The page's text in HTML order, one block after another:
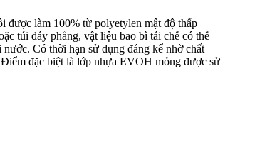
được làm 100% từ polyetylen mật độ thấp
túi đáy phẳng, vật liệu bao bì tái chế có thể
Có thời hạn sử dụng đáng kể nhờ chất
đặc biệt là lớp nhựa EVOH mỏng được sử